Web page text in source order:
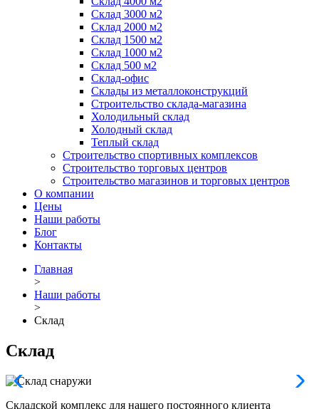
Склад 3000 м2
Склад 2000 м2
Склад 1500 м2
Склад 1000 м2
Склад 500 м2
Склад-офис
Склады из металлоконструкций
Строительство склада-магазина
Холодильный склад
Холодный склад
Теплый склад
Строительство спортивных комплексов
Строительство торговых центров
Строительство магазинов и торговых центров
О компании
Цены
Наши работы
Блог
Контакты
Главная
>
Наши работы
>
Склад
Склад
Складской комплекс для нашего постоянного клиента